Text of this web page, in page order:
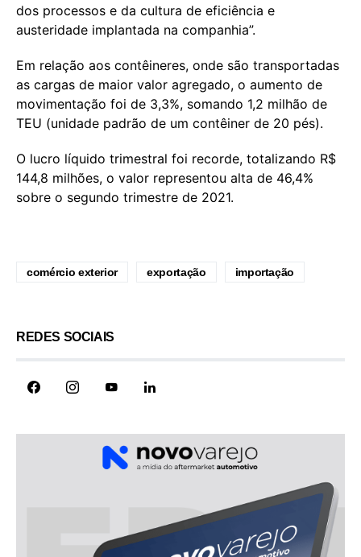
dos processos e da cultura de eficiência e
austeridade implantada na companhia”.
Em relação aos contêineres, onde são transportadas
as cargas de maior valor agregado, o aumento de
movimentação foi de 3,3%, somando 1,2 milhão de
TEU (unidade padrão de um contêiner de 20 pés).
O lucro líquido trimestral foi recorde, totalizando R$
144,8 milhões, o valor representou alta de 46,4%
sobre o segundo trimestre de 2021.
comércio exterior exportação importação
REDES SOCIAIS